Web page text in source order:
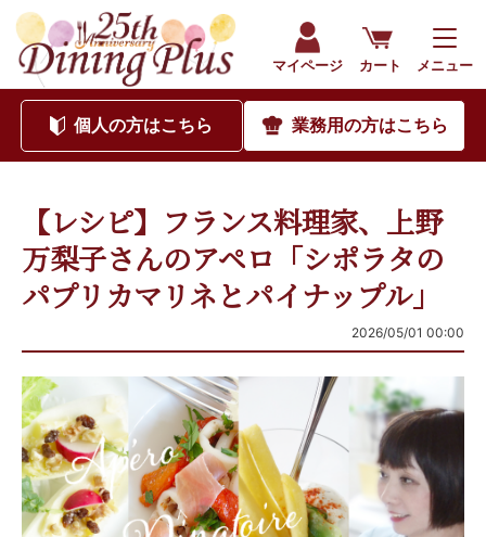
マイページ カート メニュー
個人の方はこちら 業務用の方はこちら
【レシピ】フランス料理家、上野
万梨子さんのアペロ「シポラタの
パプリカマリネとパイナップル」
2026/05/01 00:00